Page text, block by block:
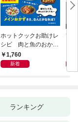
ホットクックお助けレ
シピ 肉と魚のおか
ず 少ない材料＆調味
料で、あとはスイッチ
1,760
新着
首
リ
昇
ランキング